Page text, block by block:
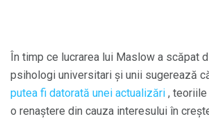
În timp ce lucrarea lui Maslow a scăpat
psihologi universitari și unii sugerează
putea fi datorată unei actualizări ,
o renaștere din cauza interesului în